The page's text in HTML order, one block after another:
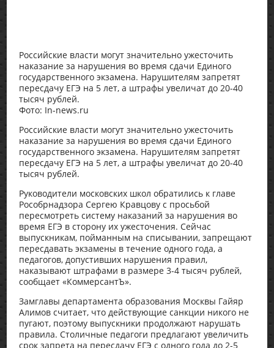
Российские власти могут значительно ужесточить
наказание за нарушения во время сдачи Единого
государственного экзамена. Нарушителям запретят
пересдачу ЕГЭ на 5 лет, а штрафы увеличат до 20-40
тысяч рублей.
Фото: In-news.ru
Российские власти могут значительно ужесточить
наказание за нарушения во время сдачи Единого
государственного экзамена. Нарушителям запретят
пересдачу ЕГЭ на 5 лет, а штрафы увеличат до 20-40
тысяч рублей.
Руководители московских школ обратились к главе
Рособрнадзора Сергею Кравцову с просьбой
пересмотреть систему наказаний за нарушения во
время ЕГЭ в сторону их ужесточения. Сейчас
выпускникам, пойманным на списывании, запрещают
пересдавать экзамены в течение одного года, а
педагогов, допустивших нарушения правил,
наказывают штрафами в размере 3-4 тысяч рублей,
сообщает «КоммерсантЪ».
Замглавы департамента образования Москвы Гайяр
Алимов считает, что действующие санкции никого не
пугают, поэтому выпускники продолжают нарушать
правила. Столичные педагоги предлагают увеличить
срок запрета на пересдачу ЕГЭ с одного года до 2-5